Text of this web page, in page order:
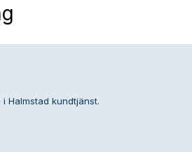
Halmstad kundtjänst.